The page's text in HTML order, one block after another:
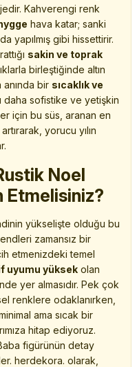
Kahverengi renk
hava katar; sanki
yapılmış gibi hissettirir.
sakin ve toprak
birleştiğinde altın
anında bir sıcaklık ve
daha sofistike ve yetişkin
için bu süs, aranan en
yorucu yılın
Noel
Etmelisiniz?
yükselişte olduğu bu
zamansız bir
etmenizdeki temel
uyumu yüksek olan
yer almasıdır. Pek çok
renklere odaklanırken,
ama sıcak bir
hitap ediyoruz.
figürünün detay
herdekora. olarak,